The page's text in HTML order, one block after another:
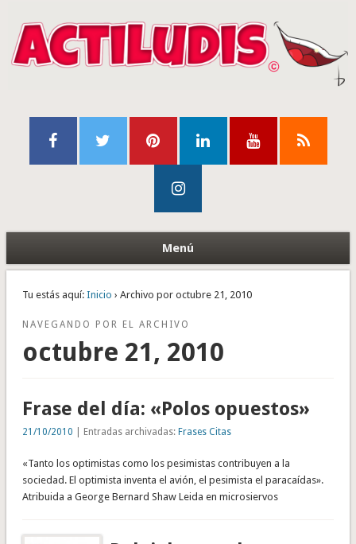
Menú
Tu estás aquí: Inicio › Archivo por octubre 21, 2010
NAVEGANDO POR EL ARCHIVO
octubre 21, 2010
Frase del día: «Polos opuestos»
21/10/2010 | Entradas archivadas: Frases Citas
«Tanto los optimistas como los pesimistas contribuyen a la
sociedad. El optimista inventa el avión, el pesimista el paracaídas».
Atribuida a George Bernard Shaw Leida en microsiervos